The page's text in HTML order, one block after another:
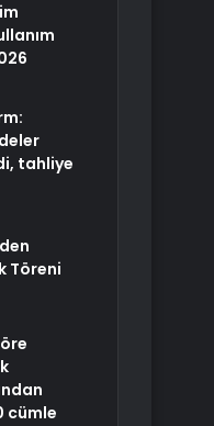
tahliye
Töreni
cümle